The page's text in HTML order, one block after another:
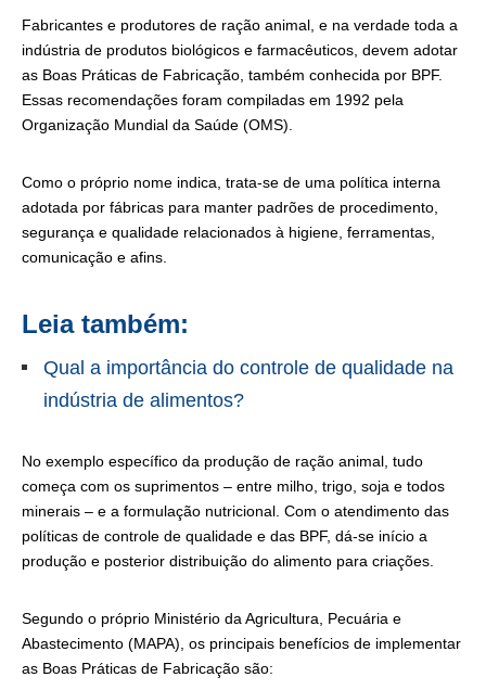
Fabricantes e produtores de ração animal, e na verdade toda a
indústria de produtos biológicos e farmacêuticos, devem adotar
as Boas Práticas de Fabricação, também conhecida por BPF.
Essas recomendações foram compiladas em 1992 pela
Organização Mundial da Saúde (OMS).
Como o próprio nome indica, trata-se de uma política interna
adotada por fábricas para manter padrões de procedimento,
segurança e qualidade relacionados à higiene, ferramentas,
comunicação e afins.
Leia também:
Qual a importância do controle de qualidade na
indústria de alimentos?
No exemplo específico da produção de ração animal, tudo
começa com os suprimentos – entre milho, trigo, soja e todos
minerais – e a formulação nutricional. Com o atendimento das
políticas de controle de qualidade e das BPF, dá-se início a
produção e posterior distribuição do alimento para criações.
Segundo o próprio Ministério da Agricultura, Pecuária e
Abastecimento (MAPA), os principais benefícios de implementar
as Boas Práticas de Fabricação são: